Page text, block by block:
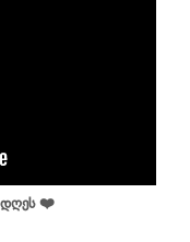
დღეს ❤️